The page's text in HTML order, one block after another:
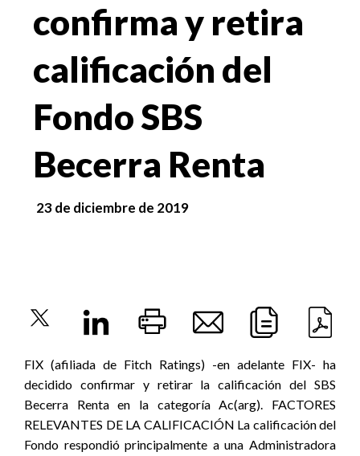
confirma y retira
calificación del
Fondo SBS
Becerra Renta
23 de diciembre de 2019
FIX (afiliada de Fitch Ratings) -en adelante FIX- ha
decidido confirmar y retirar la calificación del SBS
Becerra Renta en la categoría Ac(arg). FACTORES
RELEVANTES DE LA CALIFICACIÓN La calificación del
Fondo respondió principalmente a una Administradora